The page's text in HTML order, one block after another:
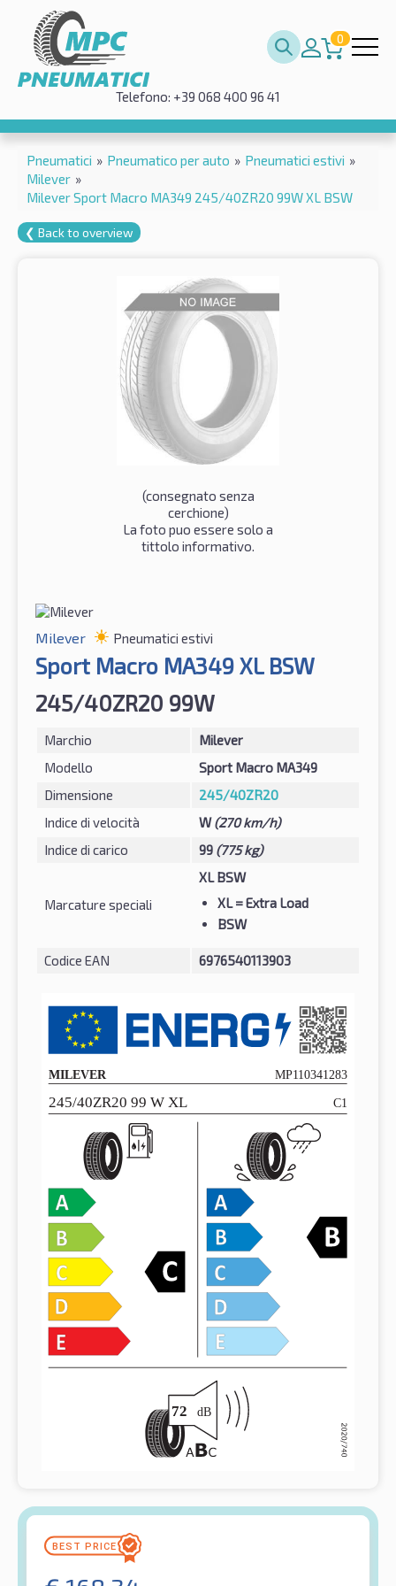
0
Telefono: +39 068 400 96 41
Pneumatici » Pneumatico per auto » Pneumatici estivi »
Milever »
Milever Sport Macro MA349 245/40ZR20 99W XL BSW
❮ Back to overview
(consegnato senza
cerchione)
La foto puo essere solo a
tittolo informativo.
Milever Pneumatici estivi
Sport Macro MA349 XL BSW
245/40ZR20 99W
Marchio
Milever
Modello
Sport Macro MA349
Dimensione
245/40ZR20
Indice di velocità
W(270 km/h)
Indice di carico
99 (775 kg)
Marcature speciali
XL BSW
XL= Extra Load
BSW
Codice EAN 6976540113903